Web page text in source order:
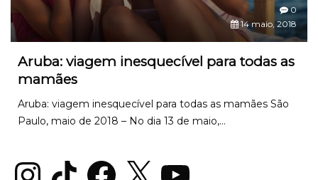
0
14 maio, 2018
Aruba: viagem inesquecível para todas as
mamães
Aruba: viagem inesquecível para todas as mamães São
Paulo, maio de 2018 – No dia 13 de maio,...
InstagramTikTok Facebook
X YouTube